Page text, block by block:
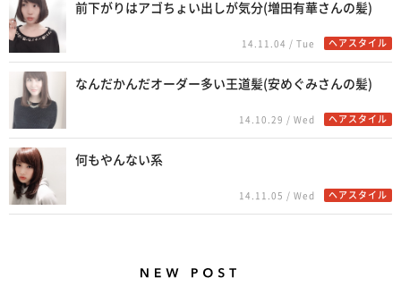
前下がりはアゴちょい出しが気分(増田有華さんの髪)
14.11.04 / Tue ヘアスタイル
なんだかんだオーダー多い王道髪(安めぐみさんの髪)
14.10.29 / Wed ヘアスタイル
何もやんない系
14.11.05 / Wed ヘアスタイル